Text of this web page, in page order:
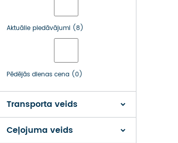
Ziemeļāfrika
Āfrika
Aktuālie piedāvājumi (8)
Pēdējās dienas cena (0)
Transporta veids
Ceļojuma veids